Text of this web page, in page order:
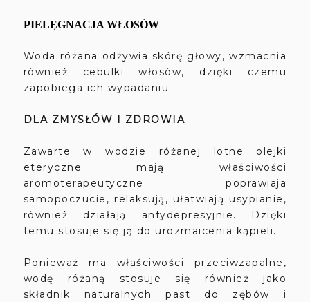
PIELĘGNACJA WŁOSÓW
Woda różana odżywia skórę głowy, wzmacnia
również cebulki włosów, dzięki czemu
zapobiega ich wypadaniu.
DLA ZMYSŁÓW I ZDROWIA
Zawarte w wodzie różanej lotne olejki
eteryczne mają właściwości
aromoterapeutyczne: poprawiaja
samopoczucie, relaksują, ułatwiają usypianie,
również działają antydepresyjnie. Dzięki
temu stosuje się ją do urozmaicenia kąpieli.
Ponieważ ma właściwości przeciwzapalne,
wodę różaną stosuje się również jako
składnik naturalnych past do zębów i